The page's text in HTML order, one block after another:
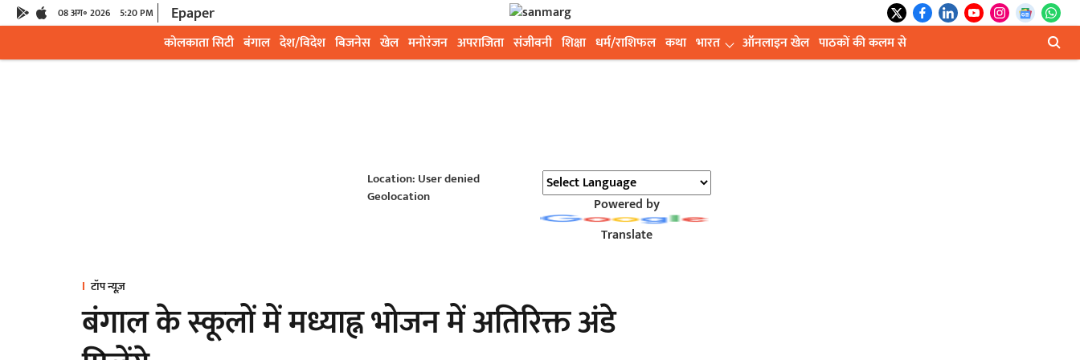
08 अग॰ 2026 5:20 PM Epaper
कोलकाता सिटी बंगाल देश/विदेश बिजनेस खेल मनोरंजन अपराजिता संजीवनी शिक्षा धर्म/राशिफल कथा भारत ऑनलाइन खेल पाठकों की कलम से
Location: User denied
Geolocation
Powered by
Translate
टॉप न्यूज़
बंगाल के स्कूलों में मध्याह्न भोजन में अतिरिक्त अंडे